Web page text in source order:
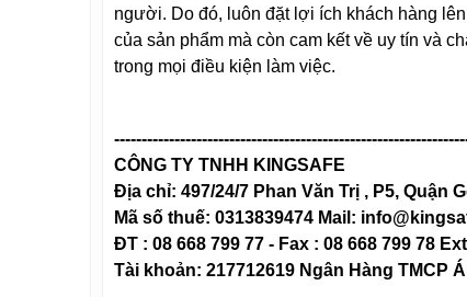
người. Do đó, luôn đặt lợi ích khách hàng
của sản phẩm mà còn cam kết về uy tín và
trong mọi điều kiện làm việc.
CÔNG TY TNHH KINGSAFE
Địa chỉ: 497/24/7 Phan Văn Trị , P5, Quận
Mã số thuế: 0313839474 Mail:
ĐT : 08 668 799 77 - Fax : 08 668 799 78
Tài khoản: 217712619 Ngân Hàng TMCP